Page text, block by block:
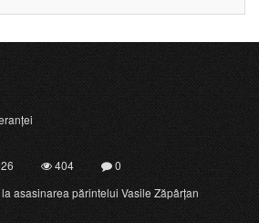
404
0
asasinarea părintelui Vasile Zăpârțan